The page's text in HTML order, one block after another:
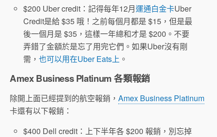
$200 Uber credit：記得每年12月運通白金卡Uber
Credit是給 $35 哦！之前每個月都是 $15，但是最
後一個月是 $35，這樣一年總和才是 $200。不要
弄錯了金額於是忘了用完它們。如果Uber沒有剛
需，也可以用在Uber Eats上 。
Amex Business Platinum 各類報銷
除開上面已經提到的航空報銷， Amex Business Platinum
卡還有以下報銷：
$400 Dell credit：上下半年各 $200 報銷，別忘掉